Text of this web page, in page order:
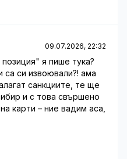
09.07.2026, 22:32
я пише тука?
са си извоювали?! ама
санкциите, те ще
и с това свършено
карти – ние вадим аса,